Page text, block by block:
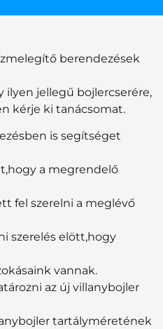
berendezések
ilyen jellegű bojlercserére,
kérje ki tanácsomat.
is segítséget
a megrendelő
fel szerelni a meglévő
szerelés elött,hogy
vannak.
az új villanybojler
tartályméretének